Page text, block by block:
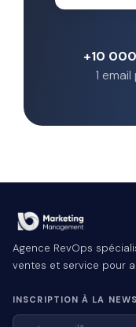
+10 000
1
Agence RevOps
ventes et service pour
INSCRIPTION À LA